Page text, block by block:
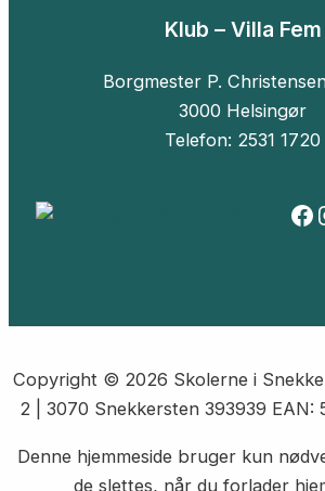
Klub – Villa Fem
Borgmester P.
3000 Helsingør
Telefon: 2531 1720
Copyright © 2026 Skolerne i
2 | 3070 Snekkersten 393939 EAN:
Denne hjemmeside bruger kun
de slettes, når du forlader